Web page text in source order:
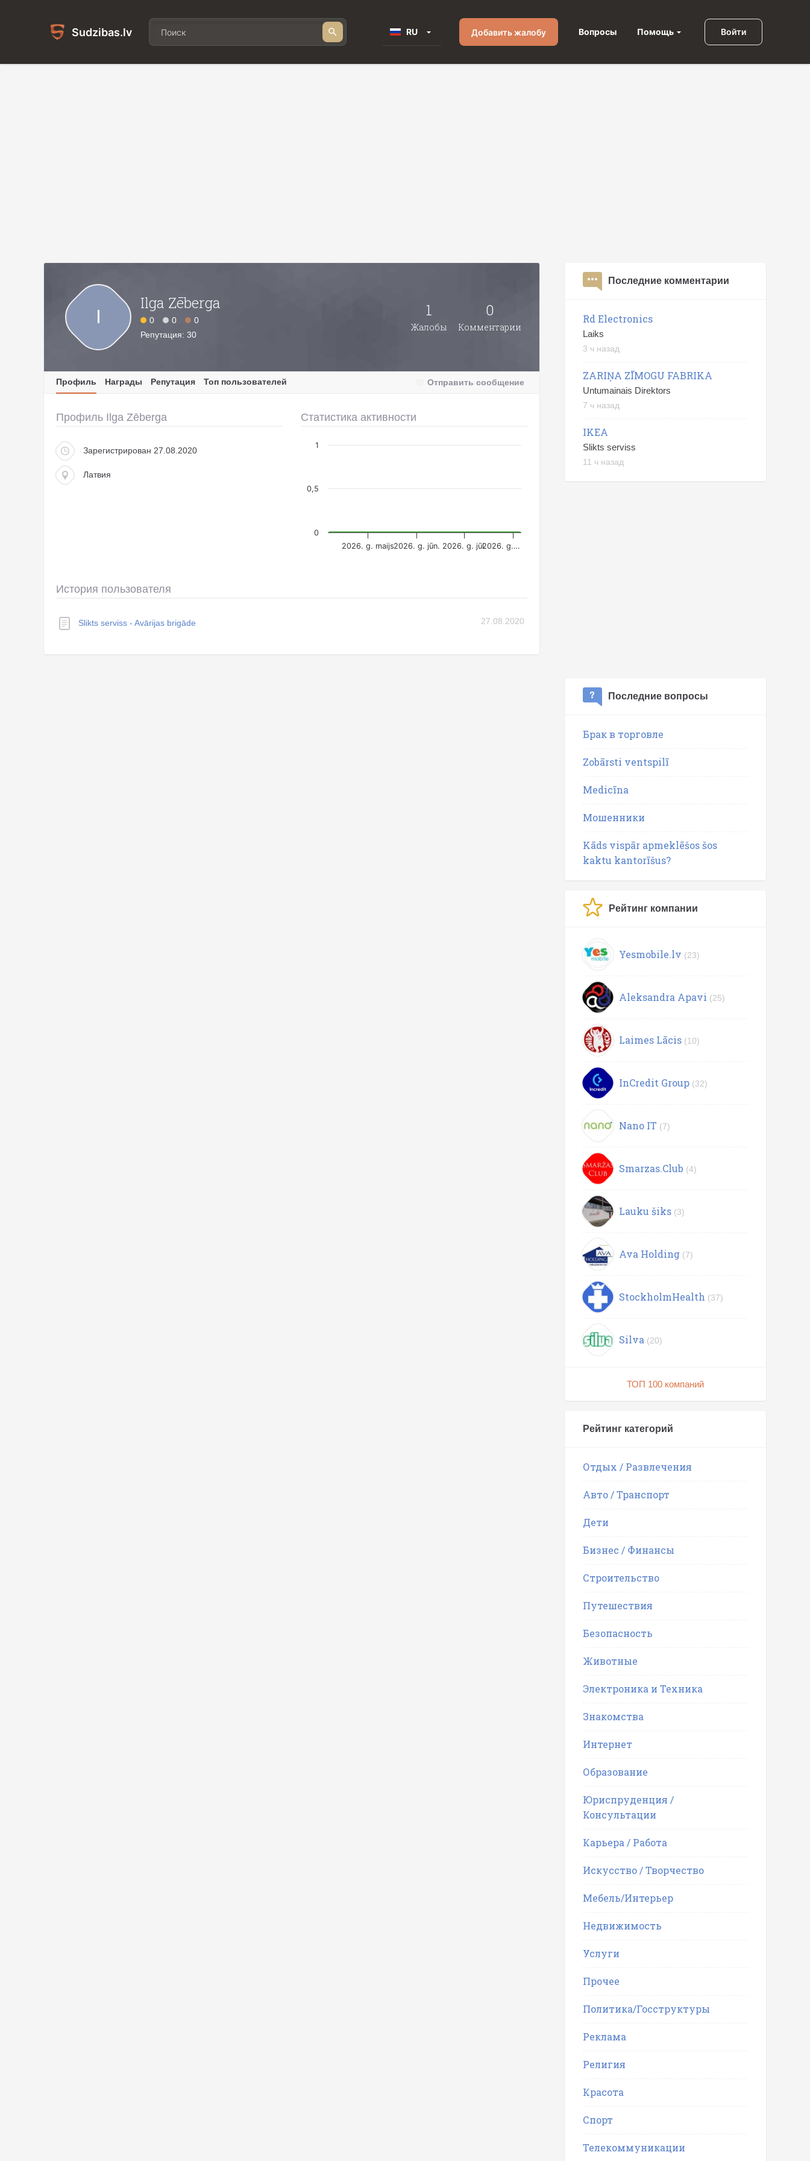
Sudzibas.lv RU Добавить жалобу Вопросы Помощь Войти
I
Ilga Zēberga
0 0
0
Репутация: 30
1
Жалобы
0
Комментарии
Профиль Награды Репутация Топ пользователей Отправить сообщение
Профиль Ilga Zēberga
Зарегистрирован 27.08.2020
Латвия
Статистика активности
2026. g. maijs2026. g. jūn. 2026. g. jūl.2026. g.…
0
0,5
1
История пользователя
Slikts serviss - Avārijas brigāde 27.08.2020
Последние комментарии
Rd Electronics
Laiks
3 ч назад
ZARIŅA ZĪMOGU FABRIKA
Untumainais Direktors
7 ч назад
IKEA
Slikts serviss
11 ч назад
Последние вопросы
Брак в торговле
Zobārsti ventspilī
Medicīna
Мошенники
Kāds vispār apmeklēšos šos
kaktu kantorīšus?
Рейтинг компании
Yesmobile.lv (23)
Aleksandra Apavi (25)
Laimes Lācis (10)
InCredit Group (32)
Nano IT (7)
Smarzas.Club (4)
Lauku šiks (3)
Ava Holding (7)
StockholmHealth (37)
Silva (20)
ТОП 100 компаний
Рейтинг категорий
Отдых / Развлечения
Авто / Транспорт
Дети
Бизнес / Финансы
Строительство
Путешествия
Безопасность
Животные
Электроника и Техника
Знакомства
Интернет
Образование
Юриспруденция /
Консультации
Карьера / Работа
Искусство / Творчество
Мебель/Интерьер
Недвижимость
Услуги
Прочее
Политика/Госструктуры
Реклама
Религия
Красота
Спорт
Телекоммуникации